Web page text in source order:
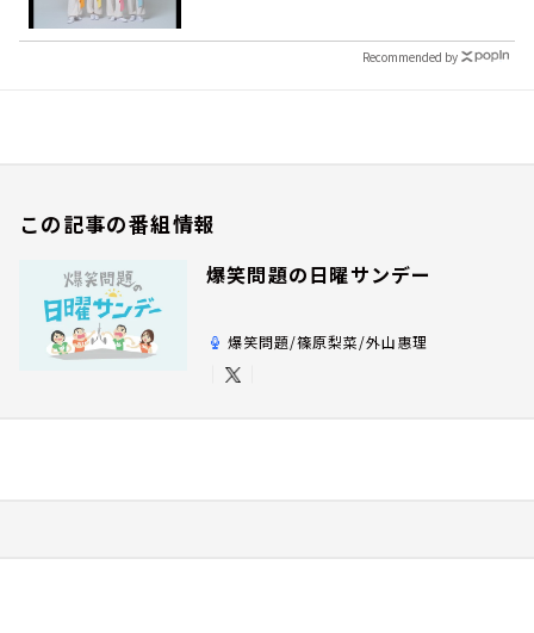
Recommended by
この記事の番組情報
爆笑問題の日曜サンデー
爆笑問題/篠原梨菜/外山惠理